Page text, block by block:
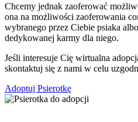
Chcemy jednak zaoferować
ona na możliwości zaoferowania
wybranego przez Ciebie psiaka
dedykowanej karmy dla niego.
Jeśli interesuje Cię wirtualna
skontaktuj się z nami w celu
Adoptuj Psierotkę